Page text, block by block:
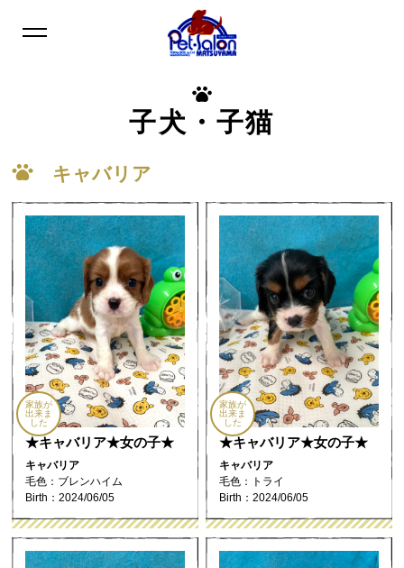
子犬・子猫
キャバリア
家族が
出来ま
した
★キャバリア★女の子★
キャバリア
毛色：ブレンハイム
Birth：2024/06/05
家族が
出来ま
した
★キャバリア★女の子★
キャバリア
毛色：トライ
Birth：2024/06/05